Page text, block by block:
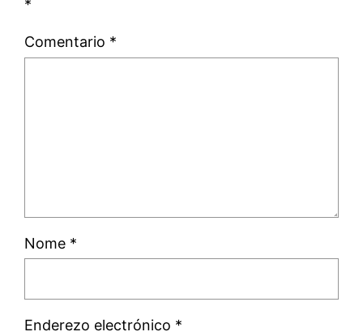
*
Comentario *
Nome *
Enderezo electrónico *